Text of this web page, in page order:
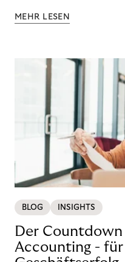
MEHR LESEN
BLOG INSIGHTS
Der
Accounting -